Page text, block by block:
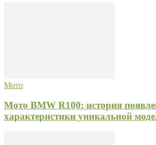
Мото
Мото BMW R100: история
характеристики уникальной